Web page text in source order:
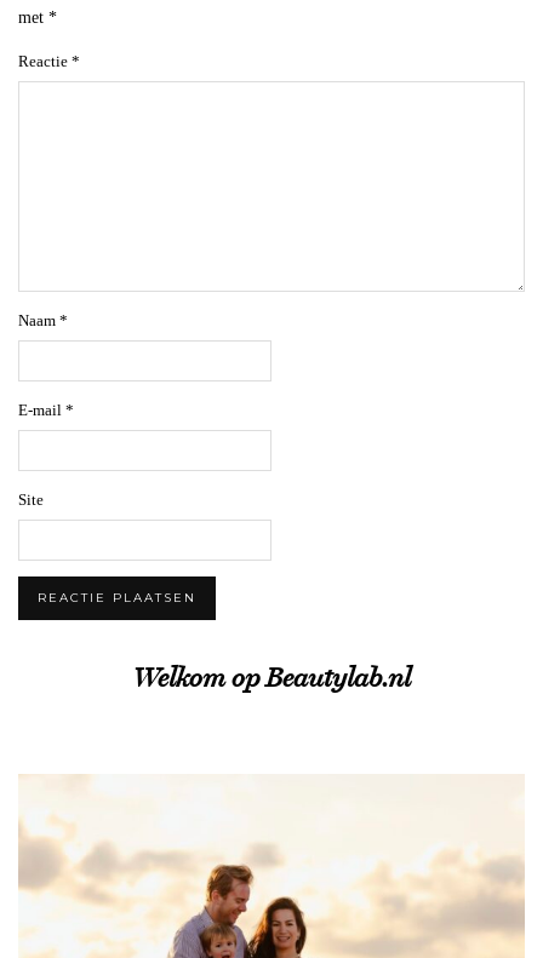
met *
Reactie *
Naam *
E-mail *
Site
Welkom op Beautylab.nl